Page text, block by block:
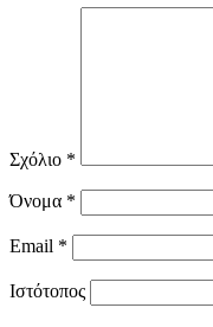
Σχόλιο *
Όνομα *
Email *
Ιστότοπος